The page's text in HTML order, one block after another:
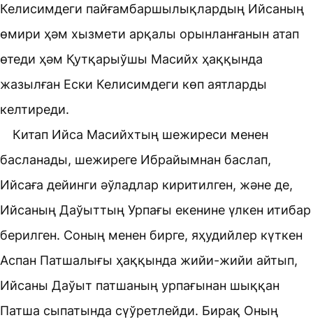
Келисимдеги пайғамбаршылықлардың Ийсаның
өмири ҳәм хызмети арқалы орынланғанын атап
өтеди ҳәм Қутқарыўшы Масийх ҳаққында
жазылған Ески Келисимдеги көп аятларды
келтиреди.
Китап Ийса Масийхтың шежиреси менен
басланады, шежиреге Ибрайымнан баслап,
Ийсаға дейинги әўладлар киритилген, және де,
Ийсаның Даўыттың Урпағы екенине үлкен итибар
берилген. Соның менен бирге, яҳудийлер күткен
Аспан Патшалығы ҳаққында жийи-жийи айтып,
Ийсаны Даўыт патшаның урпағынан шыққан
Патша сыпатында сүўретлейди. Бирақ Оның